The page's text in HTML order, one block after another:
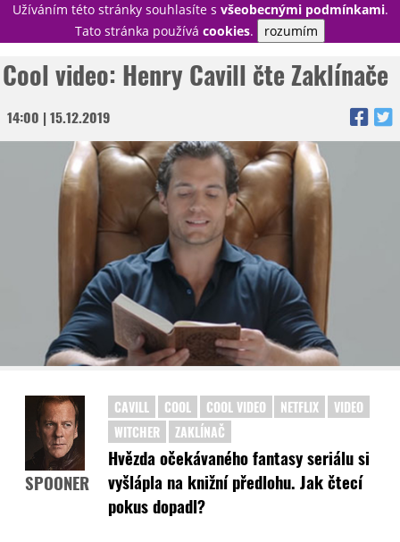
Užíváním této stránky souhlasíte s všeobecnými podmínkami.
Tato stránka používá cookies. rozumím
PŘIHLÁSIT
NOVINKY
TÉMATA
RECENZE
EPIZODY
TRAILERY
DISKUZE
STATISTIKY
Cool video: Henry Cavill čte Zaklínače
14:00 | 15.12.2019
SPOONER
CAVILL COOL COOL VIDEO NETFLIX
VIDEO
WITCHER
ZAKLÍNAČ
Hvězda očekávaného fantasy seriálu si
vyšlápla na knižní předlohu. Jak čtecí
pokus dopadl?